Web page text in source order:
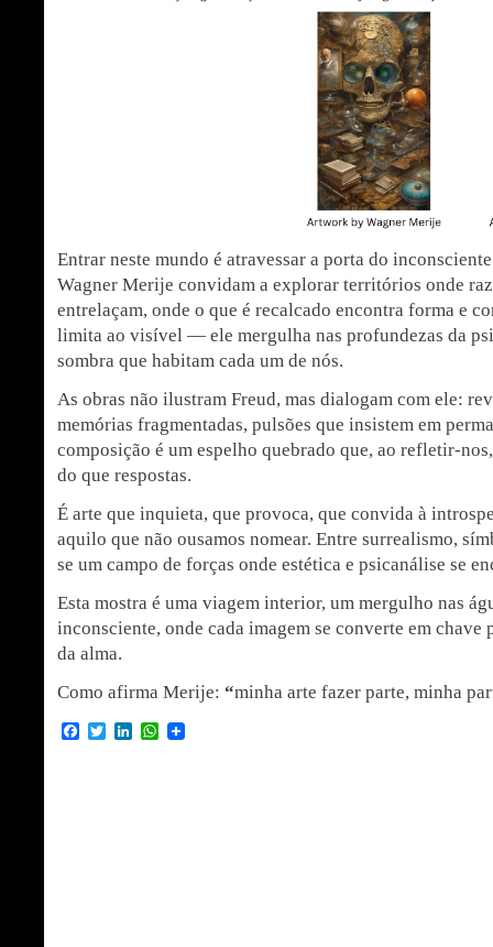
Entrar neste mundo é atravessar a porta do
Wagner Merije convidam a explorar territórios onde
entrelaçam, onde o que é recalcado encontra forma e
limita ao visível — ele mergulha nas profundezas da
sombra que habitam cada um de nós.
As obras não ilustram Freud, mas dialogam com ele:
memórias fragmentadas, pulsões que insistem em
composição é um espelho quebrado que, ao refletir-
do que respostas.
É arte que inquieta, que provoca, que convida à
aquilo que não ousamos nomear. Entre surrealismo,
se um campo de forças onde estética e psicanálise se
Esta mostra é uma viagem interior, um mergulho nas
inconsciente, onde cada imagem se converte em chave
da alma.
Como afirma Merije: “minha arte fazer parte, minha
Facebook
TwitterLinkedInWhatsApp